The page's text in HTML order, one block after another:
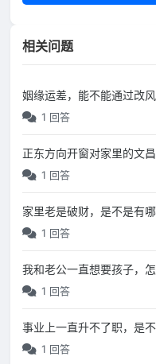
相关问题
姻缘运差，能不能通过改风
1 回答
正东方向开窗对家里的文
1 回答
家里老是破财，是不是有哪
1 回答
我和老公一直想要孩子，
1 回答
事业上一直升不了职，是不
1 回答